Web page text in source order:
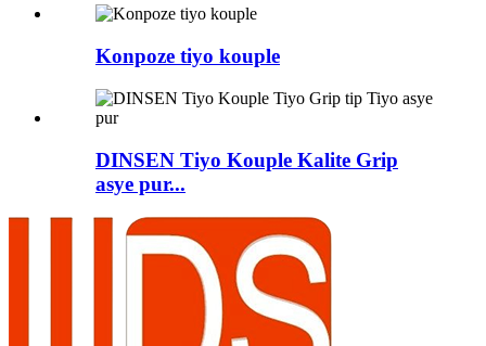
Konpoze tiyo kouple
DINSEN Tiyo Kouple Kalite Grip
asye pur...